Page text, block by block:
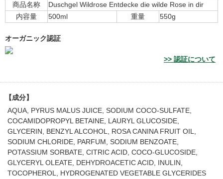
商品名称
Duschgel Wildrose Entdecke die wilde Rose in dir
内容量
500ml 重量 550g
オーガニック認証
>> 認証について
【成分】
AQUA, PYRUS MALUS JUICE, SODIUM COCO-SULFATE,
COCAMIDOPROPYL BETAINE, LAURYL GLUCOSIDE,
GLYCERIN, BENZYL ALCOHOL, ROSA CANINA FRUIT OIL,
SODIUM CHLORIDE, PARFUM, SODIUM BENZOATE,
POTASSIUM SORBATE, CITRIC ACID, COCO-GLUCOSIDE,
GLYCERYL OLEATE, DEHYDROACETIC ACID, INULIN,
TOCOPHEROL, HYDROGENATED VEGETABLE GLYCERIDES